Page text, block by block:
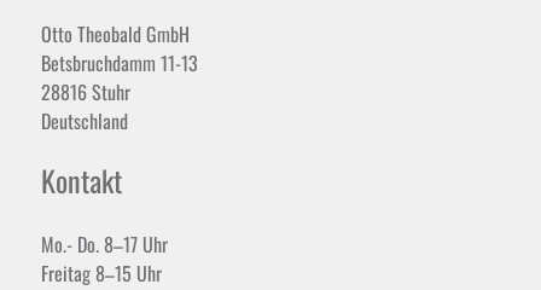
Otto Theobald GmbH
Betsbruchdamm 11-13
28816 Stuhr
Deutschland
Kontakt
Mo.- Do. 8–17 Uhr
Freitag 8–15 Uhr